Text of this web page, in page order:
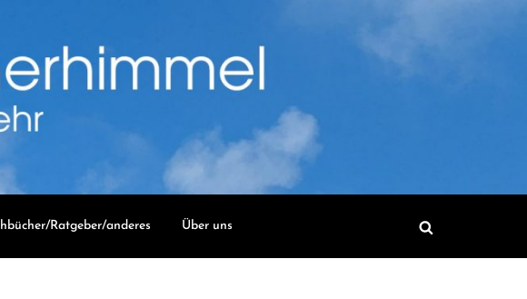
Ratgeber/anderes Über uns